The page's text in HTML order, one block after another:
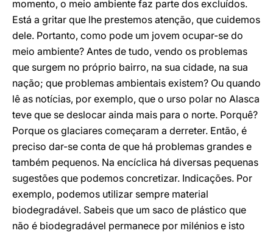
momento, o meio ambiente faz parte dos excluídos.
Está a gritar que lhe prestemos atenção, que cuidemos
dele. Portanto, como pode um jovem ocupar-se do
meio ambiente? Antes de tudo, vendo os problemas
que surgem no próprio bairro, na sua cidade, na sua
nação; que problemas ambientais existem? Ou quando
lê as notícias, por exemplo, que o urso polar no Alasca
teve que se deslocar ainda mais para o norte. Porquê?
Porque os glaciares começaram a derreter. Então, é
preciso dar-se conta de que há problemas grandes e
também pequenos. Na encíclica há diversas pequenas
sugestões que podemos concretizar. Indicações. Por
exemplo, podemos utilizar sempre material
biodegradável. Sabeis que um saco de plástico que
não é biodegradável permanece por milénios e isto